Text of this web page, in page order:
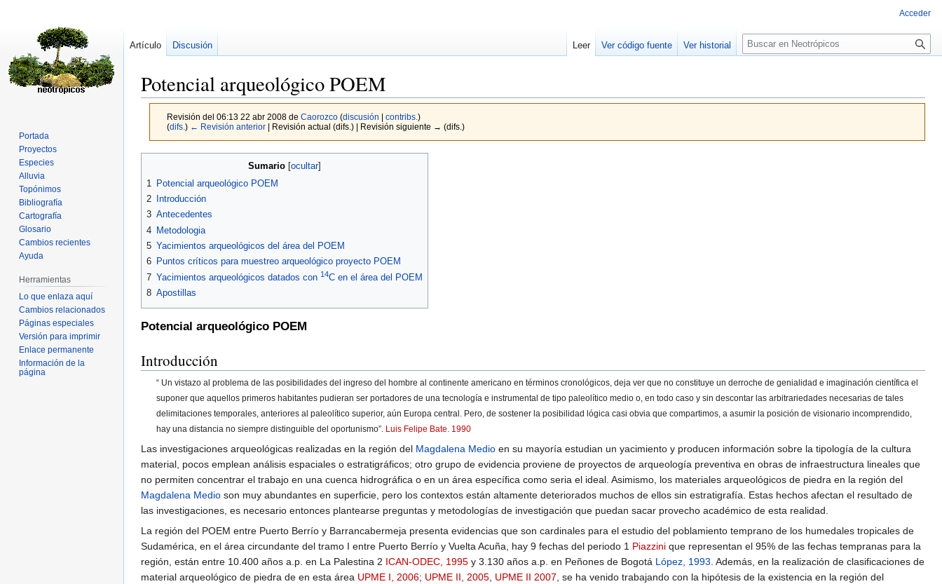
Potencial arqueológico POEM
Revisión del 06:13 22 abr 2008 de Caorozco (discusión contribs. )
(difs. ) ← Revisión anterior| Revisión actual (difs.) | Revisión siguiente → (difs.)
Sumario
1
Potencial arqueológico POEM
2
Introducción
3 Antecedentes
4 Metodologia
5 Yacimientos arqueológicos del área del POEM
6 Puntos críticos para muestreo arqueológico proyecto POEM
7 Yacimientos arqueológicos datados con 14C en el área del POEM
8 Apostillas
Potencial arqueológico POEM
Introducción
“ Un vistazo al problema de las posibilidades del ingreso del hombre al continente americano en términos cronológicos, deja ver que no constituye un derroche de genialidad e imaginación científica el
suponer que aquellos primeros habitantes pudieran ser portadores de una tecnología e instrumental de tipo paleolítico medio o, en todo caso y sin descontar las arbitrariedades necesarias de tales
delimitaciones temporales, anteriores al paleolítico superior, aún Europa central. Pero, de sostener la posibilidad lógica casi obvia que compartimos, a asumir la posición de visionario incomprendido,
hay una distancia no siempre distinguible del oportunismo”.
Luis Felipe Bate. 1990
Las investigaciones arqueológicas realizadas en la región del Magdalena Medio en su mayoría estudian un yacimiento y producen información sobre la tipología de la cultura
material, pocos emplean análisis espaciales o estratigráficos; otro grupo de evidencia proviene de proyectos de arqueología preventiva en obras de infraestructura lineales que
no permiten concentrar el trabajo en una cuenca hidrográfica o en un área específica como seria el ideal. Asimismo, los materiales arqueológicos de piedra en la región del
Magdalena Medio son muy abundantes en superficie, pero los contextos están altamente deteriorados muchos de ellos sin estratigrafía. Estas hechos afectan el resultado de
las investigaciones, es necesario entonces plantearse preguntas y metodologías de investigación que puedan sacar provecho académico de esta realidad.
La región del POEM entre Puerto Berrío y Barrancabermeja presenta evidencias que son cardinales para el estudio del poblamiento temprano de los humedales tropicales de
Sudamérica, en el área circundante del tramo I entre Puerto Berrío y Vuelta Acuña, hay 9 fechas del periodo 1 Piazzini que representan el 95% de las fechas tempranas para la
región, están entre 10.400 años a.p. en La Palestina 2 ICAN-ODEC, 1995 y 3.130 años a.p. en Peñones de Bogotá López, 1993. Además, en la realización de clasificaciones de
material arqueológico de piedra de en esta área UPME I, 2006; UPME II, 2005, UPME II 2007, se ha venido trabajando con la hipótesis de la existencia en la región del
Acceder
Artículo Discusión Leer Ver código fuente Ver historial
Buscar
Portada
Proyectos
Especies
Alluvia
Topónimos
Bibliografía
Cartografía
Glosario
Cambios recientes
Ayuda
Herramientas
Lo que enlaza aquí
Cambios relacionados
Páginas especiales
Versión para imprimir
Enlace permanente
Información de la
página